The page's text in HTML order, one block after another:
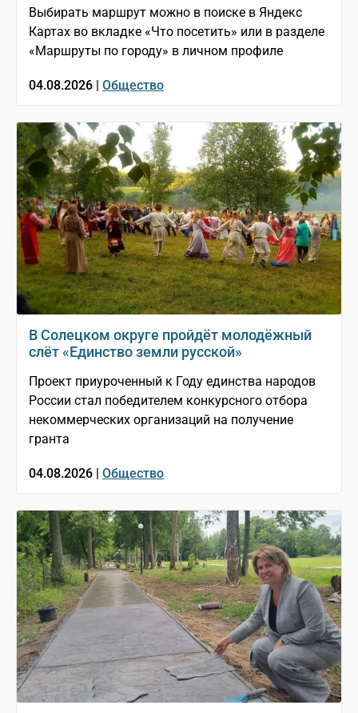
Выбирать маршрут можно в поиске в Яндекс
Картах во вкладке «Что посетить» или в разделе
«Маршруты по городу» в личном профиле
04.08.2026 | Общество
В Солецком округе пройдёт молодёжный
слёт «Единство земли русской»
Проект приуроченный к Году единства народов
России стал победителем конкурсного отбора
некоммерческих организаций на получение
гранта
04.08.2026 | Общество